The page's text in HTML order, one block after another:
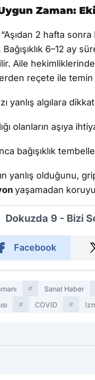
Zaman:
2 hafta
6–12 ay
Aile
reçete ile temin
yanlış algılara
olanların aşıya
bağışıklık
yanlış olduğunu,
yaşamadan
Dokuzda 9 - Bizi
Facebook
Sanal Haber
COVID